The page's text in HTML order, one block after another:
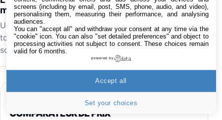
mobile aux États-Unis avec l’arrêt de la 2G
Une page de l'histoire de la téléphonie mobile se
tourne aux États-Unis. T-Mobile a définitivement éteint
son réseau 2G GSM le 3 août 2026, privant les…
COMPARATEUR DE PRIX
screens (including by email, post, SMS, phone, audio, and video),
personalising them, measuring their performance, and analysing
audiences.
You can "accept all" and withdraw your consent at any time via the
"cookie" icon. You can also "set detailed preferences" and object to
processing activities not subject to consent. These choices remain
valid for 6 months.
powered by
Set your choices
Accept all